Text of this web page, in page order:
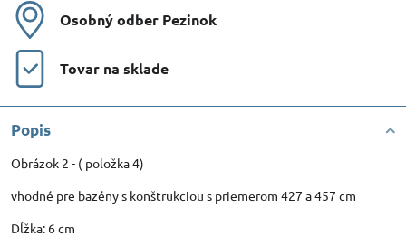
Osobný odber Pezinok
Tovar na sklade
Popis
Obrázok 2 - ( položka 4)
vhodné pre bazény s konštrukciou s priemerom 427 a 457 cm
Dĺžka: 6 cm